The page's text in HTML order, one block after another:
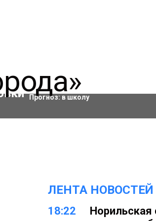
Актировки
Прогноз: в школу
ЛЕНТА НОВОСТЕЙ
18:22